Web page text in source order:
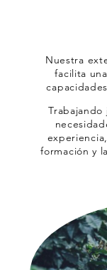
Nuestra
facilita
formación y